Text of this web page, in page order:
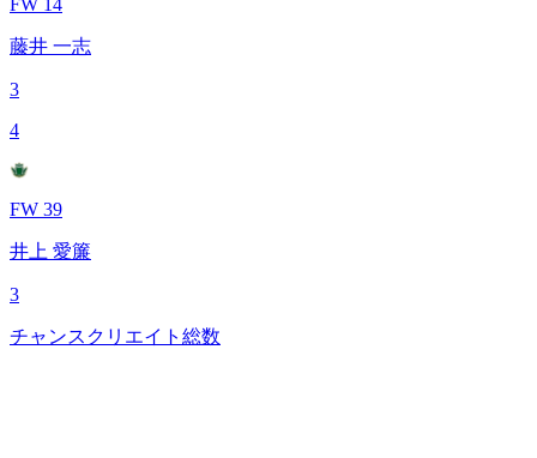
FW 14
藤井 一志
3
4
FW 39
井上 愛簾
3
チャンスクリエイト総数